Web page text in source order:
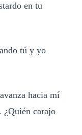
en tu
tú y yo
hacia mí
carajo